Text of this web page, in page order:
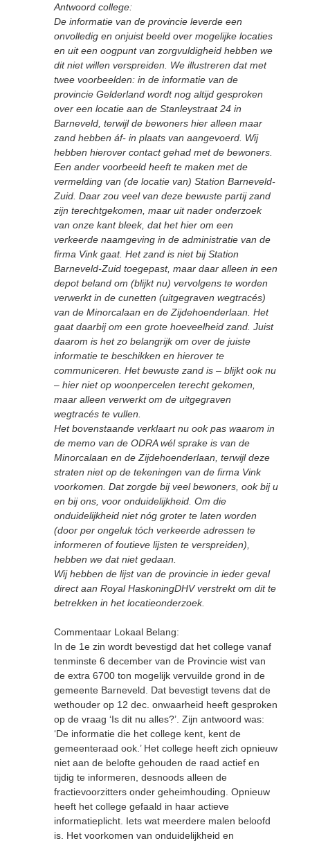
Antwoord college:
De informatie van de provincie leverde een
onvolledig en onjuist beeld over mogelijke locaties
en uit een oogpunt van zorgvuldigheid hebben we
dit niet willen verspreiden. We illustreren dat met
twee voorbeelden: in de informatie van de
provincie Gelderland wordt nog altijd gesproken
over een locatie aan de Stanleystraat 24 in
Barneveld, terwijl de bewoners hier alleen maar
zand hebben áf- in plaats van aangevoerd. Wij
hebben hierover contact gehad met de bewoners.
Een ander voorbeeld heeft te maken met de
vermelding van (de locatie van) Station Barneveld-
Zuid. Daar zou veel van deze bewuste partij zand
zijn terechtgekomen, maar uit nader onderzoek
van onze kant bleek, dat het hier om een
verkeerde naamgeving in de administratie van de
firma Vink gaat. Het zand is niet bij Station
Barneveld-Zuid toegepast, maar daar alleen in een
depot beland om (blijkt nu) vervolgens te worden
verwerkt in de cunetten (uitgegraven wegtracés)
van de Minorcalaan en de Zijdehoenderlaan. Het
gaat daarbij om een grote hoeveelheid zand. Juist
daarom is het zo belangrijk om over de juiste
informatie te beschikken en hierover te
communiceren. Het bewuste zand is – blijkt ook nu
– hier niet op woonpercelen terecht gekomen,
maar alleen verwerkt om de uitgegraven
wegtracés te vullen.
Het bovenstaande verklaart nu ook pas waarom in
de memo van de ODRA wél sprake is van de
Minorcalaan en de Zijdehoenderlaan, terwijl deze
straten niet op de tekeningen van de firma Vink
voorkomen. Dat zorgde bij veel bewoners, ook bij u
en bij ons, voor onduidelijkheid. Om die
onduidelijkheid niet nóg groter te laten worden
(door per ongeluk tóch verkeerde adressen te
informeren of foutieve lijsten te verspreiden),
hebben we dat niet gedaan.
Wij hebben de lijst van de provincie in ieder geval
direct aan Royal HaskoningDHV verstrekt om dit te
betrekken in het locatieonderzoek.
Commentaar Lokaal Belang:
In de 1e zin wordt bevestigd dat het college vanaf
tenminste 6 december van de Provincie wist van
de extra 6700 ton mogelijk vervuilde grond in de
gemeente Barneveld. Dat bevestigt tevens dat de
wethouder op 12 dec. onwaarheid heeft gesproken
op de vraag ‘Is dit nu alles?’. Zijn antwoord was:
‘De informatie die het college kent, kent de
gemeenteraad ook.’ Het college heeft zich opnieuw
niet aan de belofte gehouden de raad actief en
tijdig te informeren, desnoods alleen de
fractievoorzitters onder geheimhouding. Opnieuw
heeft het college gefaald in haar actieve
informatieplicht. Iets wat meerdere malen beloofd
is. Het voorkomen van onduidelijkheid en